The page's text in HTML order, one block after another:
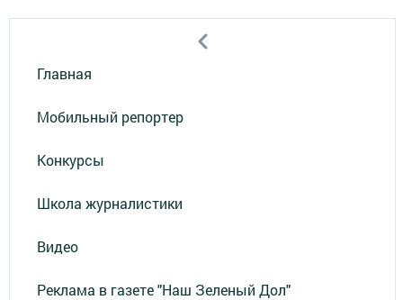
Главная
Мобильный репортер
Конкурсы
Школа журналистики
Видео
Реклама в газете "Наш Зеленый Дол"